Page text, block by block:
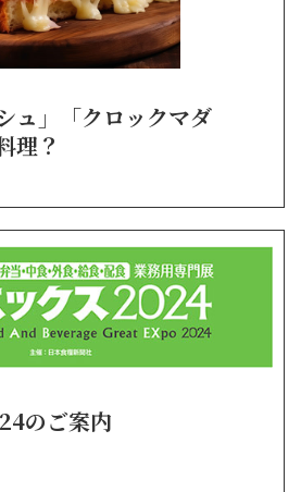
ュ」「クロックマダ
理？
のご案内